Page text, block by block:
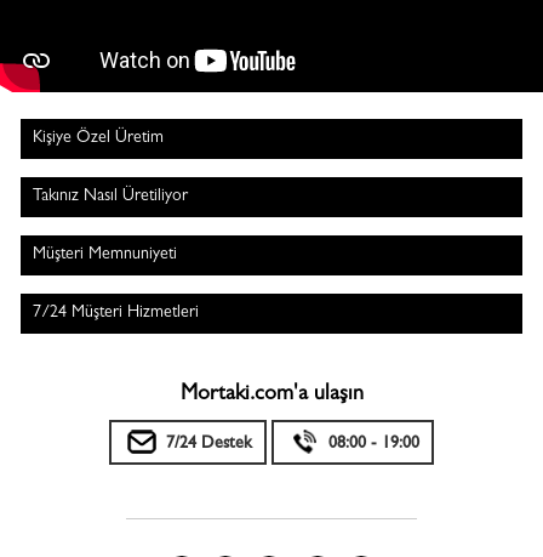
Kişiye Özel Üretim
Takınız Nasıl Üretiliyor
Müşteri Memnuniyeti
7/24 Müşteri Hizmetleri
Mortaki.com'a ulaşın
7/24 Destek 08:00 - 19:00